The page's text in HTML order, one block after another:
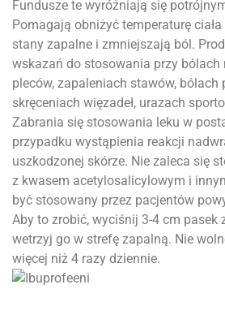
Fundusze te wyróżniają się
Pomagają obniżyć temperaturę ciała
stany zapalne i zmniejszają ból.
wskazań do stosowania przy bólach
pleców, zapaleniach stawów, bólach
skręceniach więzadeł, urazach
Zabrania się stosowania leku w
przypadku wystąpienia reakcji
uszkodzonej skórze. Nie zaleca się
z kwasem acetylosalicylowym i
być stosowany przez pacjentów
Aby to zrobić, wyciśnij 3-4 cm pasek
wetrzyj go w strefę zapalną. Nie
więcej niż 4 razy dziennie.